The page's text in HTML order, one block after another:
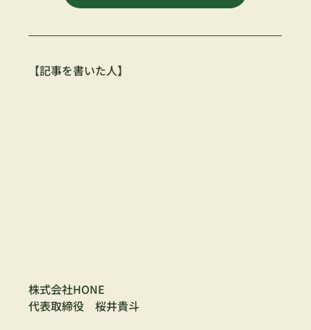
【記事を書いた人】
株式会社HONE
代表取締役　桜井貴斗